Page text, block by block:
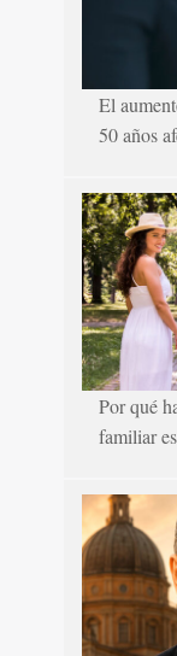
El
50 años
Por qué
familiar